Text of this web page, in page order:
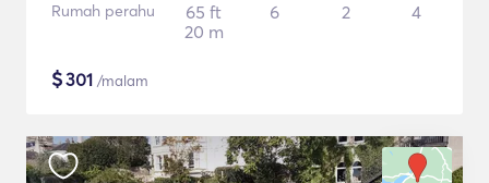
Rumah perahu
65 ft
20 m
6 2 4
$301 /malam